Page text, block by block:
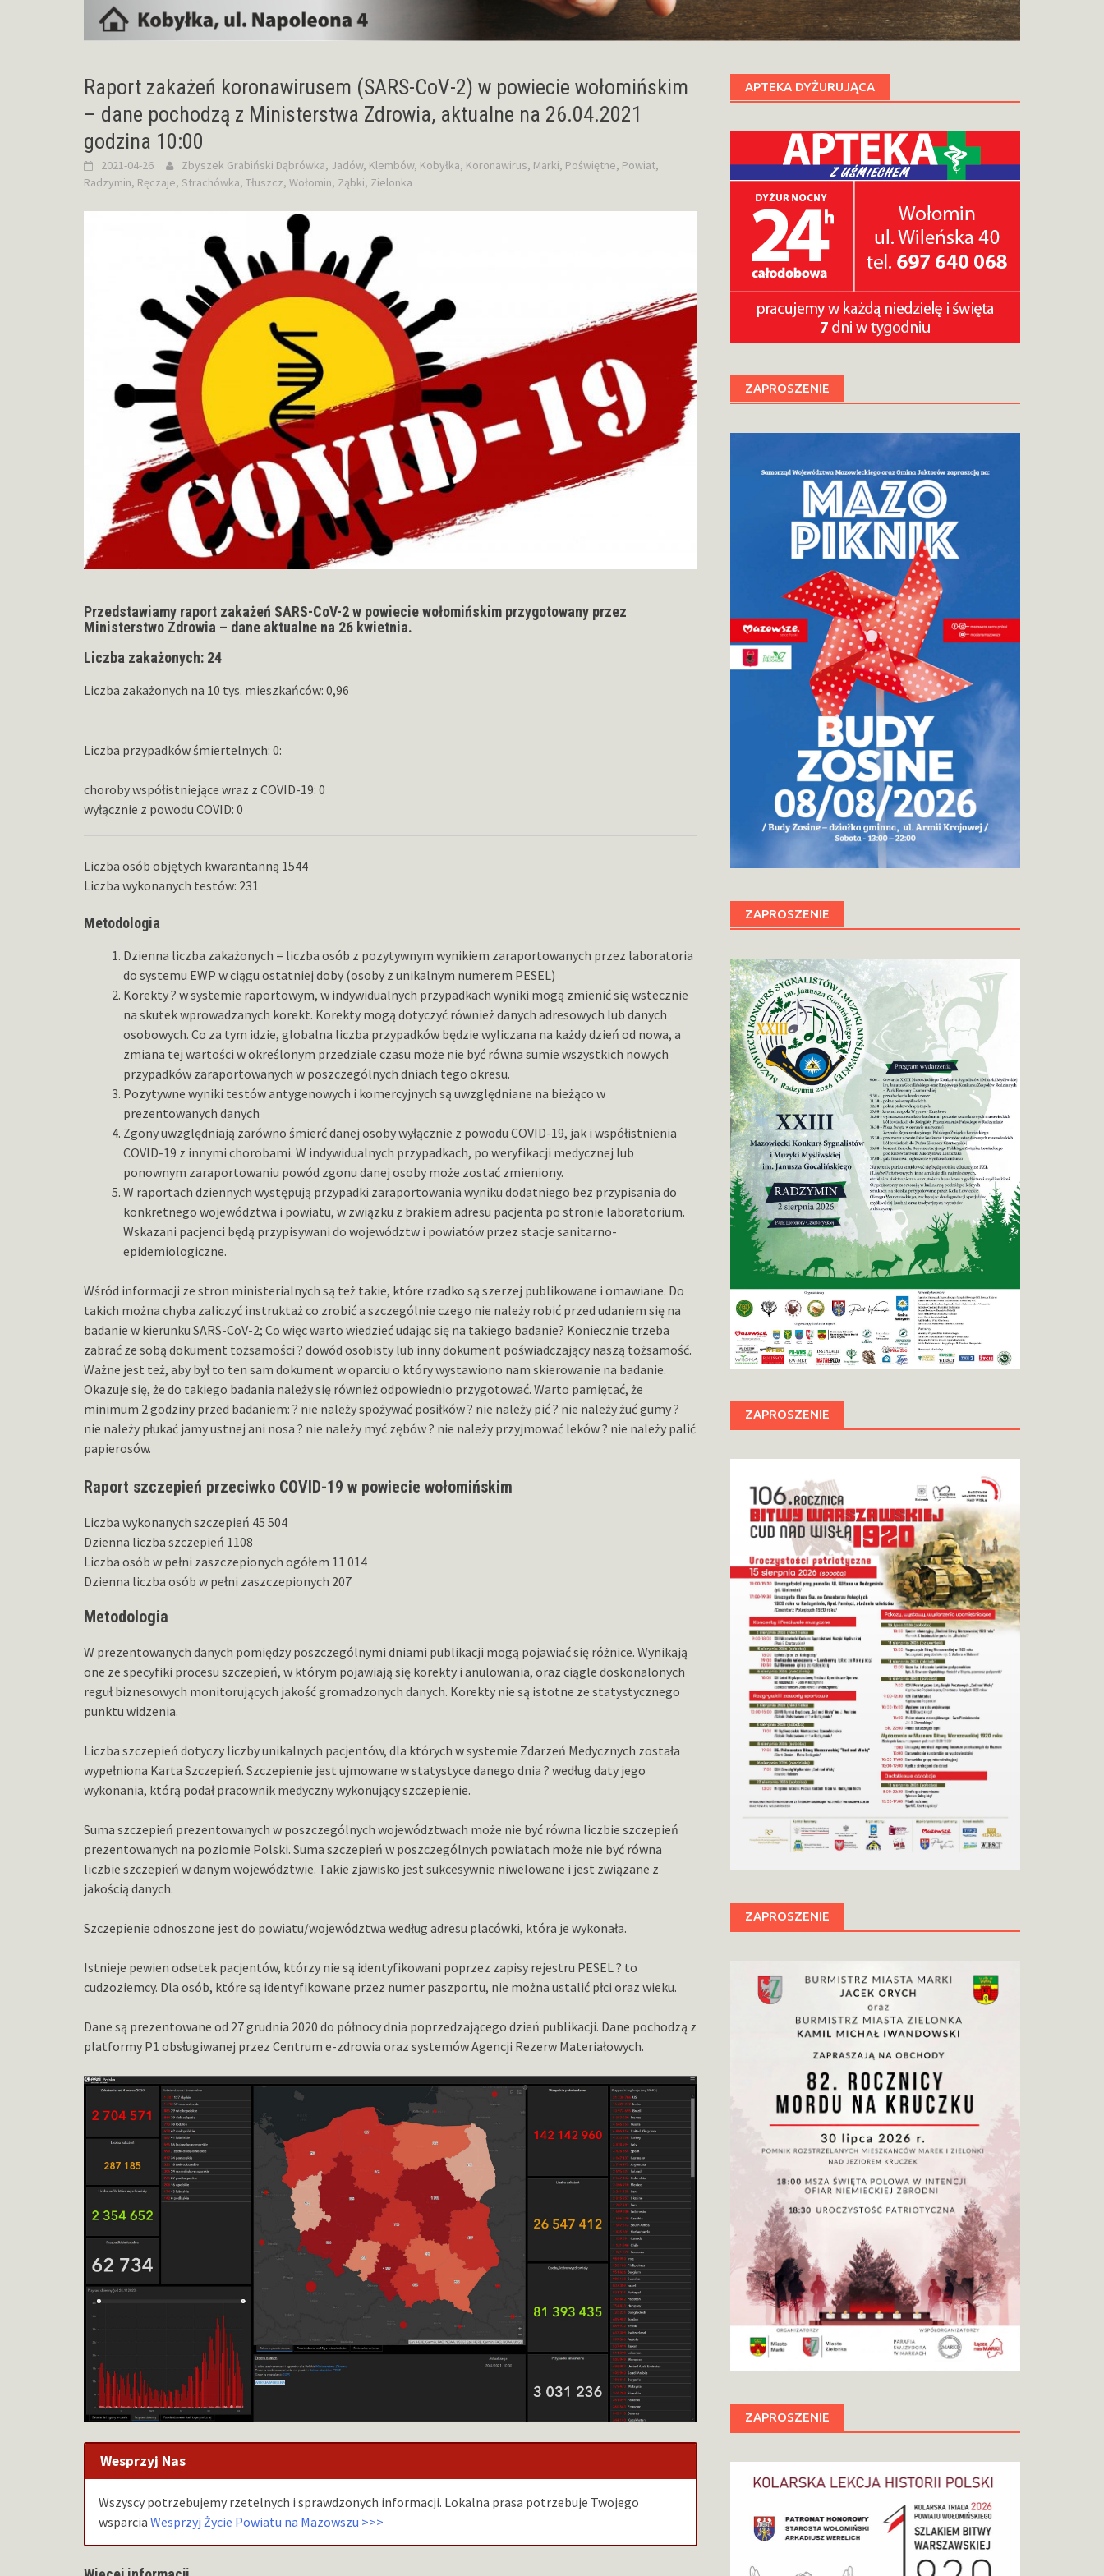
Raport zakażeń koronawirusem (SARS-CoV-2) w powiecie wołomińskim
– dane pochodzą z Ministerstwa Zdrowia, aktualne na 26.04.2021
godzina 10:00
2021-04-26 Zbyszek Grabiński Dąbrówka, Jadów, Klembów, Kobyłka, Koronawirus, Marki, Poświętne, Powiat,
Radzymin, Ręczaje, Strachówka, Tłuszcz, Wołomin, Ząbki, Zielonka
Przedstawiamy raport zakażeń SARS-CoV-2 w powiecie wołomińskim przygotowany przez
Ministerstwo Zdrowia – dane aktualne na 26 kwietnia.
Liczba zakażonych: 24
Liczba zakażonych na 10 tys. mieszkańców: 0,96
Liczba przypadków śmiertelnych: 0:
choroby współistniejące wraz z COVID-19: 0
wyłącznie z powodu COVID: 0
Liczba osób objętych kwarantanną 1544
Liczba wykonanych testów: 231
Metodologia
Dzienna liczba zakażonych = liczba osób z pozytywnym wynikiem zaraportowanych przez laboratoria
do systemu EWP w ciągu ostatniej doby (osoby z unikalnym numerem PESEL)
Korekty ? w systemie raportowym, w indywidualnych przypadkach wyniki mogą zmienić się wstecznie
na skutek wprowadzanych korekt. Korekty mogą dotyczyć również danych adresowych lub danych
osobowych. Co za tym idzie, globalna liczba przypadków będzie wyliczana na każdy dzień od nowa, a
zmiana tej wartości w określonym przedziale czasu może nie być równa sumie wszystkich nowych
przypadków zaraportowanych w poszczególnych dniach tego okresu.
Pozytywne wyniki testów antygenowych i komercyjnych są uwzględniane na bieżąco w
prezentowanych danych
Zgony uwzględniają zarówno śmierć danej osoby wyłącznie z powodu COVID-19, jak i współistnienia
COVID-19 z innymi chorobami. W indywidualnych przypadkach, po weryfikacji medycznej lub
ponownym zaraportowaniu powód zgonu danej osoby może zostać zmieniony.
W raportach dziennych występują przypadki zaraportowania wyniku dodatniego bez przypisania do
konkretnego województwa i powiatu, w związku z brakiem adresu pacjenta po stronie laboratorium.
Wskazani pacjenci będą przypisywani do województw i powiatów przez stacje sanitarno-
epidemiologiczne.
Wśród informacji ze stron ministerialnych są też takie, które rzadko są szerzej publikowane i omawiane. Do
takich można chyba zaliczyć instruktaż co zrobić a szczególnie czego nie należy robić przed udaniem się na
badanie w kierunku SARS-CoV-2; Co więc warto wiedzieć udając się na takiego badanie? Koniecznie trzeba
zabrać ze sobą dokument tożsamości ? dowód osobisty lub inny dokument poświadczający naszą tożsamość.
Ważne jest też, aby był to ten sam dokument w oparciu o który wystawiono nam skierowanie na badanie.
Okazuje się, że do takiego badania należy się również odpowiednio przygotować. Warto pamiętać, że
minimum 2 godziny przed badaniem: ? nie należy spożywać posiłków ? nie należy pić ? nie należy żuć gumy ?
nie należy płukać jamy ustnej ani nosa ? nie należy myć zębów ? nie należy przyjmować leków ? nie należy palić
papierosów.
Raport szczepień przeciwko COVID-19 w powiecie wołomińskim
Liczba wykonanych szczepień 45 504
Dzienna liczba szczepień 1108
Liczba osób w pełni zaszczepionych ogółem 11 014
Dzienna liczba osób w pełni zaszczepionych 207
Metodologia
W prezentowanych danych pomiędzy poszczególnymi dniami publikacji mogą pojawiać się różnice. Wynikają
one ze specyfiki procesu szczepień, w którym pojawiają się korekty i anulowania, oraz ciągle doskonalonych
reguł biznesowych monitorujących jakość gromadzonych danych. Korekty nie są istotne ze statystycznego
punktu widzenia.
Liczba szczepień dotyczy liczby unikalnych pacjentów, dla których w systemie Zdarzeń Medycznych została
wypełniona Karta Szczepień. Szczepienie jest ujmowane w statystyce danego dnia ? według daty jego
wykonania, którą podał pracownik medyczny wykonujący szczepienie.
Suma szczepień prezentowanych w poszczególnych województwach może nie być równa liczbie szczepień
prezentowanych na poziomie Polski. Suma szczepień w poszczególnych powiatach może nie być równa
liczbie szczepień w danym województwie. Takie zjawisko jest sukcesywnie niwelowane i jest związane z
jakością danych.
Szczepienie odnoszone jest do powiatu/województwa według adresu placówki, która je wykonała.
Istnieje pewien odsetek pacjentów, którzy nie są identyfikowani poprzez zapisy rejestru PESEL ? to
cudzoziemcy. Dla osób, które są identyfikowane przez numer paszportu, nie można ustalić płci oraz wieku.
Dane są prezentowane od 27 grudnia 2020 do północy dnia poprzedzającego dzień publikacji. Dane pochodzą z
platformy P1 obsługiwanej przez Centrum e-zdrowia oraz systemów Agencji Rezerw Materiałowych.
Wesprzyj Nas
Wszyscy potrzebujemy rzetelnych i sprawdzonych informacji. Lokalna prasa potrzebuje Twojego
wsparcia Wesprzyj Życie Powiatu na Mazowszu >>>
APTEKA DYŻURUJĄCA
ZAPROSZENIE
ZAPROSZENIE
ZAPROSZENIE
ZAPROSZENIE
ZAPROSZENIE